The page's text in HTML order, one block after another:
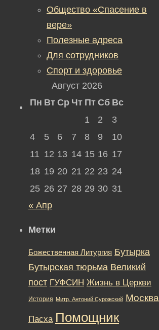
Общество «Спасение в
вере»
Полезные адреса
Для сотрудников
Спорт и здоровье
Август 2026
Пн Вт Ср Чт Пт Сб Вс
1
2
3
4
5 6 7 8 9
10
11 12 13 14 15 16 17
18 19 20 21 22 23 24
25 26 27 28 29 30 31
« Апр
Метки
Божественная Литургия Бутырка
Бутырская тюрьма Великий
пост ГУФСИН Жизнь в Церкви
История Митр. Антоний Сурожский Москва
Пасха Помощник